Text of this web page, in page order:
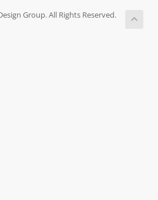
Group. All Rights Reserved.